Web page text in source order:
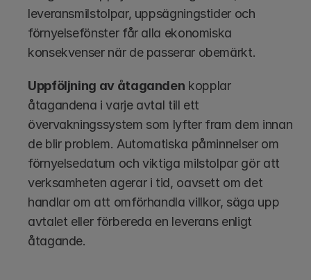
leveransmilstolpar, uppsägningstider och
förnyelsefönster får alla ekonomiska
konsekvenser när de passerar obemärkt.
Uppföljning av åtaganden kopplar
åtagandena i varje avtal till ett
övervakningssystem som lyfter fram dem innan
de blir problem. Automatiska påminnelser om
förnyelsedatum och viktiga milstolpar gör att
verksamheten agerar i tid, oavsett om det
handlar om att omförhandla villkor, säga upp
avtalet eller förbereda en leverans enligt
åtagande.